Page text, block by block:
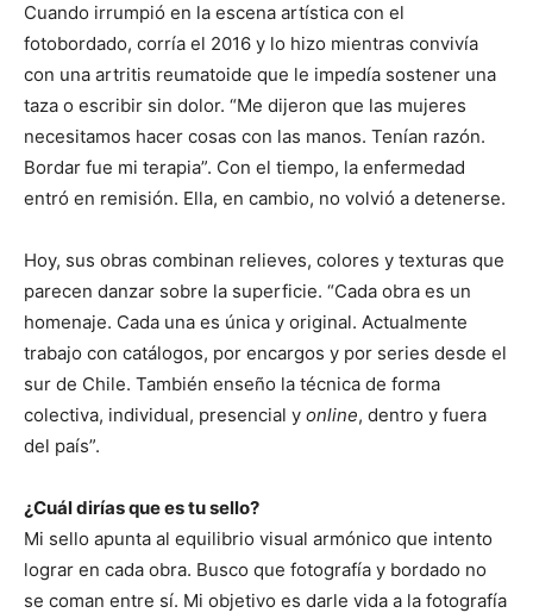
Cuando irrumpió en la escena artística con el
fotobordado, corría el 2016 y lo hizo mientras convivía
con una artritis reumatoide que le impedía sostener una
taza o escribir sin dolor. “Me dijeron que las mujeres
necesitamos hacer cosas con las manos. Tenían razón.
Bordar fue mi terapia”. Con el tiempo, la enfermedad
entró en remisión. Ella, en cambio, no volvió a detenerse.
Hoy, sus obras combinan relieves, colores y texturas que
parecen danzar sobre la superficie. “Cada obra es un
homenaje. Cada una es única y original. Actualmente
trabajo con catálogos, por encargos y por series desde el
sur de Chile. También enseño la técnica de forma
colectiva, individual, presencial y online, dentro y fuera
del país”.
¿Cuál dirías que es tu sello?
Mi sello apunta al equilibrio visual armónico que intento
lograr en cada obra. Busco que fotografía y bordado no
se coman entre sí. Mi objetivo es darle vida a la fotografía